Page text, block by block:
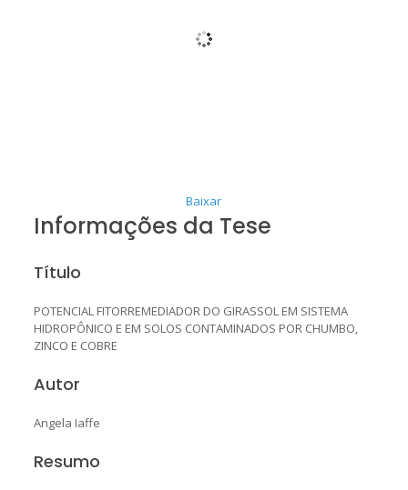
Baixar
Informações da Tese
Título
POTENCIAL FITORREMEDIADOR DO GIRASSOL EM SISTEMA
HIDROPÔNICO E EM SOLOS CONTAMINADOS POR CHUMBO,
ZINCO E COBRE
Autor
Angela Iaffe
Resumo